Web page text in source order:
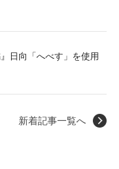
日向「へべす」を使用
新着記事一覧へ